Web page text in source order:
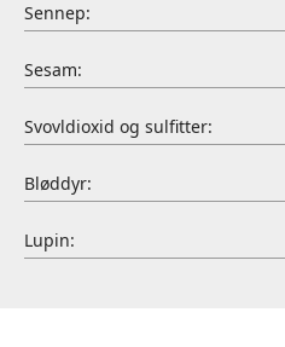
Sennep:
Sesam:
Svovldioxid og sulfitter:
Bløddyr:
Lupin: